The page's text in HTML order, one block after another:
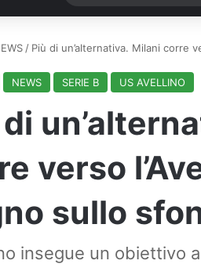
/ Più di un’alternativa. Milani corre
NEWS SERIE B US AVELLINO
verso
sullo
insegue un obiettivo